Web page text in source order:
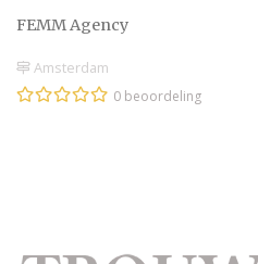
FEMM Agency
Amsterdam
0 beoordeling